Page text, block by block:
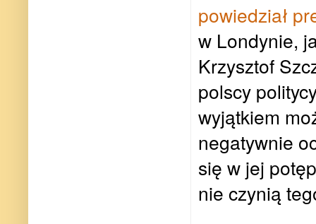
powiedział
w Londynie,
Krzysztof
polscy
wyjątkiem
negatywnie
się w jej
nie czynią